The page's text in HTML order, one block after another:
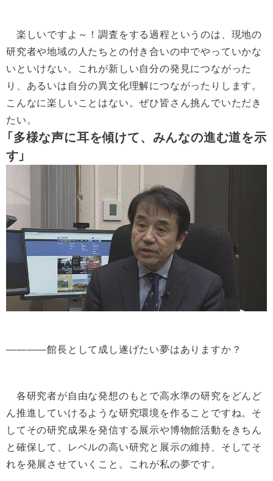
楽しいですよ～！調査をする過程というのは、現地の
研究者や地域の人たちとの付き合いの中でやっていかな
いといけない。これが新しい自分の発見につながった
り、あるいは自分の異文化理解につながったりします。
こんなに楽しいことはない。ぜひ皆さん挑んでいただき
たい。
「多様な声に耳を傾けて、みんなの進む道を示
す」
――――館長として成し遂げたい夢はありますか？
各研究者が自由な発想のもとで高水準の研究をどんど
ん推進していけるような研究環境を作ることですね。そ
してその研究成果を発信する展示や博物館活動をきちん
と確保して、レベルの高い研究と展示の維持、そしてそ
れを発展させていくこと。これが私の夢です。